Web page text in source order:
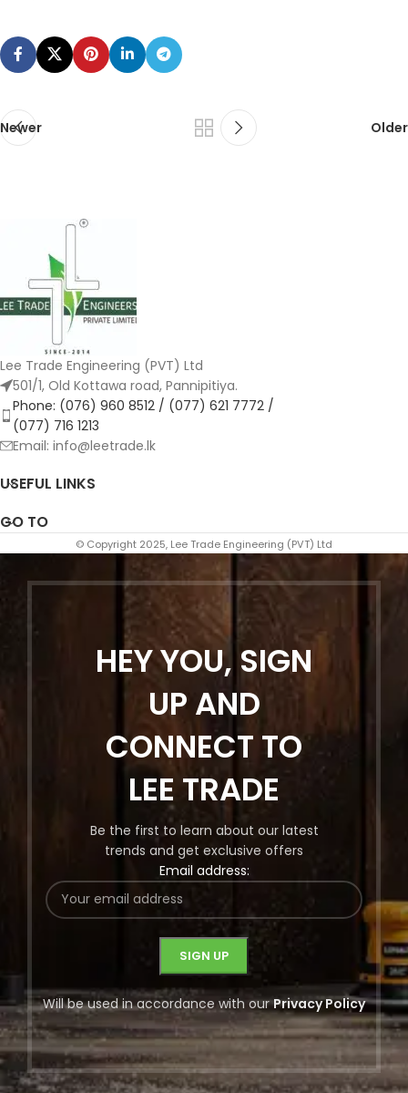
Newer Older
Lee Trade Engineering (PVT) Ltd
501/1, Old Kottawa road, Pannipitiya.
Phone: (076) 960 8512 / (077) 621 7772 /
(077) 716 1213
Email: info@leetrade.lk
USEFUL LINKS
GO TO
© Copyright 2025, Lee Trade Engineering (PVT) Ltd
HEY YOU, SIGN
UP AND
CONNECT TO
LEE TRADE
Be the first to learn about our latest
trends and get exclusive offers
Email address:
Will be used in accordance with ourPrivacy Policy